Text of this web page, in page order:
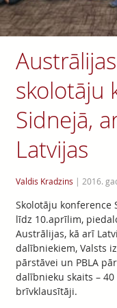
skolotāju
Sidnejā,
Latvijas
Valdis Kradzins | 2016.
Skolotāju konference
līdz 10.aprīlim,
Austrālijas, kā arī
dalībniekiem, Valsts
pārstāvei un PBLA
dalībnieku skaits –
brīvklausītāji.